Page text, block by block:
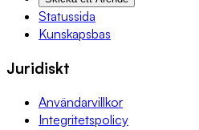
Statussida
Kunskapsbas
Juridiskt
Användarvillkor
Integritetspolicy